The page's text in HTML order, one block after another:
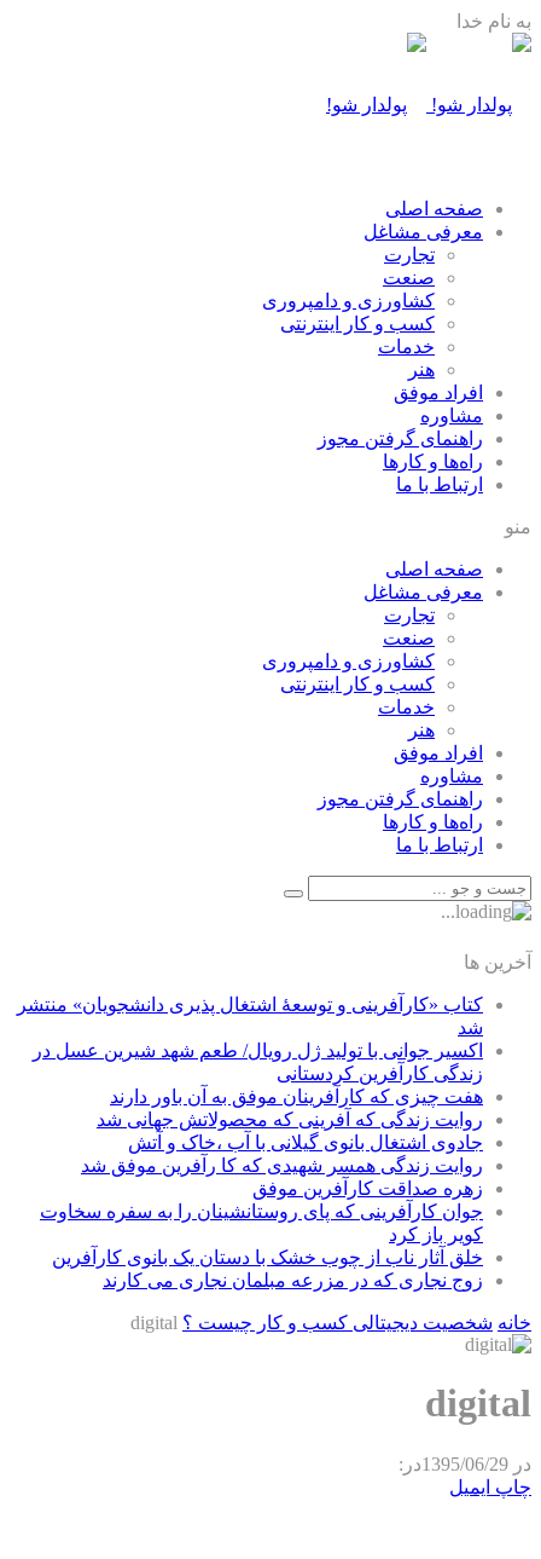
به نام خدا
صفحه اصلی
معرفی مشاغل
تجارت
صنعت
كشاورزی و دامپروری
كسب و كار اينترنتی
خدمات
هنر
افراد موفق
مشاوره
راهنمای گرفتن مجوز
راه‌ها و كارها
ارتباط با ما
منو
صفحه اصلی
معرفی مشاغل
تجارت
صنعت
كشاورزی و دامپروری
كسب و كار اينترنتی
خدمات
هنر
افراد موفق
مشاوره
راهنمای گرفتن مجوز
راه‌ها و كارها
ارتباط با ما
آخرین ها
کتاب «کارآفرینی و توسعۀ اشتغال پذیری دانشجویان» منتشر
شد
اکسیر جوانی با تولید ژل رویال/ طعم شهد شیرین عسل‌ در
زندگی کارآفرین کردستانی
هفت چیزی که کارآفرینان موفق به آن باور دارند
روایت زندگی که آفرینی که محصولاتش جهانی شد
جادوی اشتغال بانوی گیلانی با آب ،خاک و آتش
روایت زندگی همسر شهیدی که کا رآفرین موفق شد
زهره صداقت کارآفرین موفق
جوان کارآفرینی که پای روستانشینان را به سفره سخاوت
کویر باز کرد
خلق آثار ناب از چوب خشک با دستان یک بانوی کارآفرین
زوج نجاری که در مزرعه مبلمان نجاری می کارند
خانه شخصیت دیجیتالی کسب و کار چیست ؟ digital
digital
در 1395/06/29در:
چاپ ایمیل